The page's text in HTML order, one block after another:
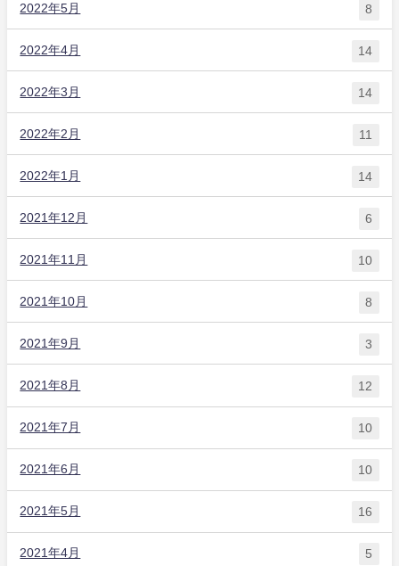
2022年5月 8
2022年4月 14
2022年3月 14
2022年2月 11
2022年1月 14
2021年12月 6
2021年11月 10
2021年10月 8
2021年9月 3
2021年8月 12
2021年7月 10
2021年6月 10
2021年5月 16
2021年4月 5